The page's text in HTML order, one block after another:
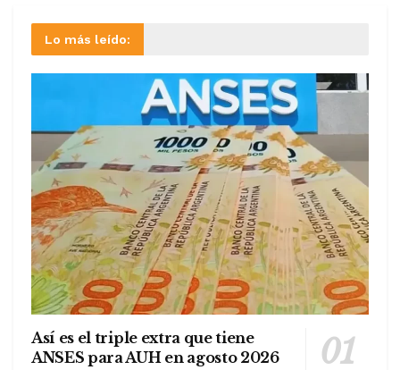
Lo más leído:
Así es el triple extra que tiene
ANSES para AUH en agosto 2026